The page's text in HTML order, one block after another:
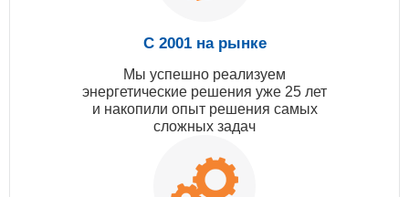
С 2001 на рынке
Мы успешно реализуем
энергетические решения уже 25 лет
и накопили опыт решения самых
сложных задач